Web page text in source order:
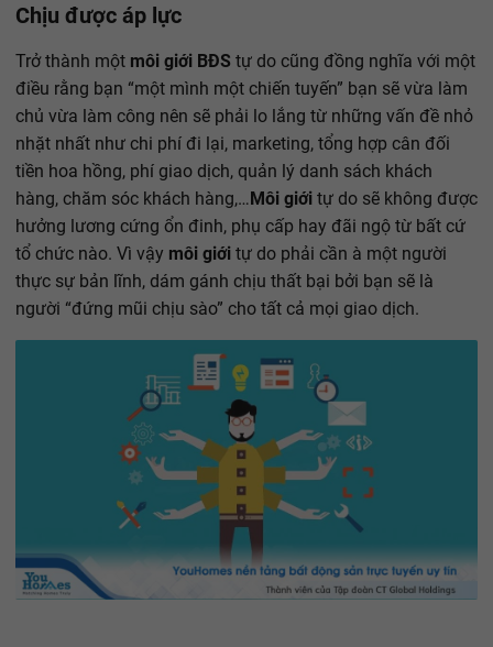
Chịu được áp lực
Trở thành một môi giới BĐS tự do cũng đồng nghĩa với một
điều rằng bạn “một mình một chiến tuyến” bạn sẽ vừa làm
chủ vừa làm công nên sẽ phải lo lắng từ những vấn đề nhỏ
nhặt nhất như chi phí đi lại, marketing, tổng hợp cân đối
tiền hoa hồng, phí giao dịch, quản lý danh sách khách
hàng, chăm sóc khách hàng,…Môi giới tự do sẽ không được
hưởng lương cứng ổn đinh, phụ cấp hay đãi ngộ từ bất cứ
tổ chức nào. Vì vậy môi giới tự do phải cần à một người
thực sự bản lĩnh, dám gánh chịu thất bại bởi bạn sẽ là
người “đứng mũi chịu sào” cho tất cả mọi giao dịch.